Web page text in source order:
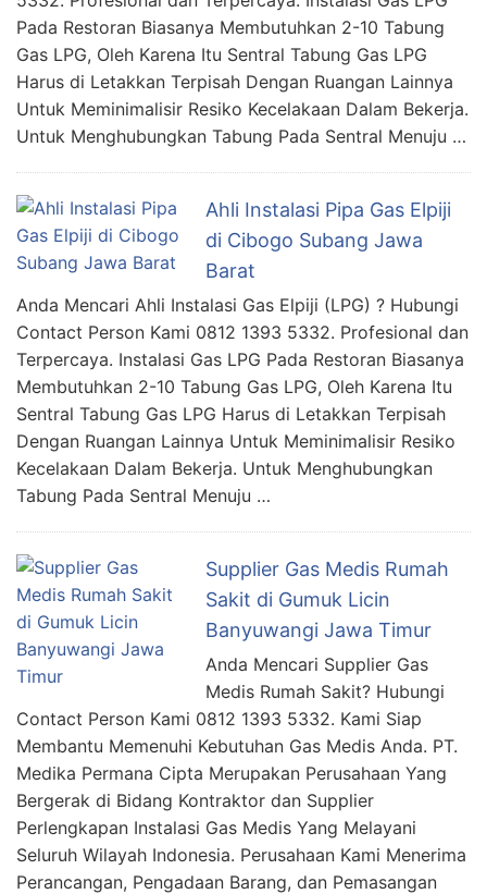
Pada Restoran Biasanya Membutuhkan 2-10 Tabung
Gas LPG, Oleh Karena Itu Sentral Tabung Gas LPG
Harus di Letakkan Terpisah Dengan Ruangan Lainnya
Untuk Meminimalisir Resiko Kecelakaan Dalam Bekerja.
Untuk Menghubungkan Tabung Pada Sentral Menuju …
Ahli Instalasi Pipa Gas Elpiji
di Cibogo Subang Jawa
Barat
Anda Mencari Ahli Instalasi Gas Elpiji (LPG) ? Hubungi
Contact Person Kami 0812 1393 5332. Profesional dan
Terpercaya. Instalasi Gas LPG Pada Restoran Biasanya
Membutuhkan 2-10 Tabung Gas LPG, Oleh Karena Itu
Sentral Tabung Gas LPG Harus di Letakkan Terpisah
Dengan Ruangan Lainnya Untuk Meminimalisir Resiko
Kecelakaan Dalam Bekerja. Untuk Menghubungkan
Tabung Pada Sentral Menuju …
Supplier Gas Medis Rumah
Sakit di Gumuk Licin
Banyuwangi Jawa Timur
Anda Mencari Supplier Gas
Medis Rumah Sakit? Hubungi
Contact Person Kami 0812 1393 5332. Kami Siap
Membantu Memenuhi Kebutuhan Gas Medis Anda. PT.
Medika Permana Cipta Merupakan Perusahaan Yang
Bergerak di Bidang Kontraktor dan Supplier
Perlengkapan Instalasi Gas Medis Yang Melayani
Seluruh Wilayah Indonesia. Perusahaan Kami Menerima
Perancangan, Pengadaan Barang, dan Pemasangan